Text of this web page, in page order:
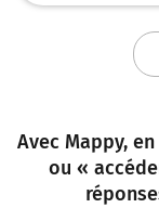
Avec Mappy,
ou «